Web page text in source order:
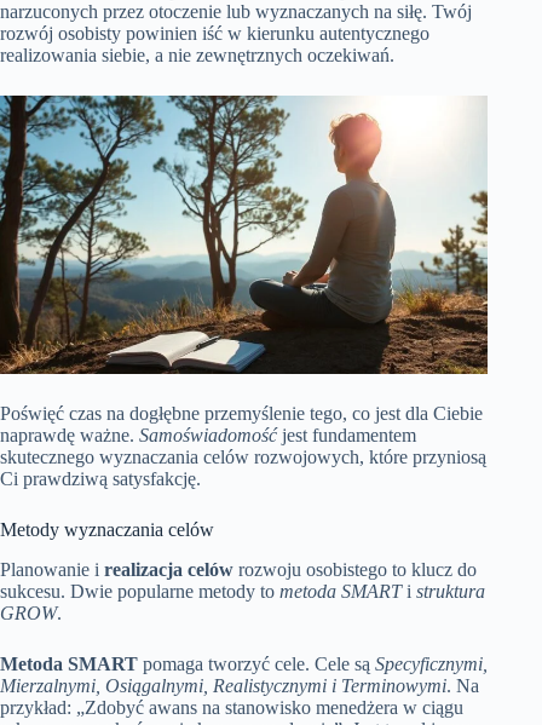
narzuconych przez otoczenie lub wyznaczanych na siłę. Twój
rozwój osobisty powinien iść w kierunku autentycznego
realizowania siebie, a nie zewnętrznych oczekiwań.
Poświęć czas na dogłębne przemyślenie tego, co jest dla Ciebie
naprawdę ważne. Samoświadomośćjest fundamentem
skutecznego wyznaczania celów rozwojowych, które przyniosą
Ci prawdziwą satysfakcję.
Metody wyznaczania celów
Planowanie i realizacja celów rozwoju osobistego to klucz do
sukcesu. Dwie popularne metody to metoda SMARTi struktura
GROW.
Metoda SMART pomaga tworzyć cele. Cele są Specyficznymi,
Mierzalnymi, Osiągalnymi, Realistycznymi i Terminowymi. Na
przykład: „Zdobyć awans na stanowisko menedżera w ciągu